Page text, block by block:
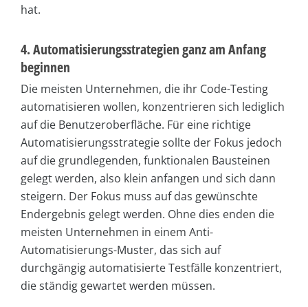
hat.
4. Automatisierungsstrategien ganz am Anfang
beginnen
Die meisten Unternehmen, die ihr Code-Testing
automatisieren wollen, konzentrieren sich lediglich
auf die Benutzeroberfläche. Für eine richtige
Automatisierungsstrategie sollte der Fokus jedoch
auf die grundlegenden, funktionalen Bausteinen
gelegt werden, also klein anfangen und sich dann
steigern. Der Fokus muss auf das gewünschte
Endergebnis gelegt werden. Ohne dies enden die
meisten Unternehmen in einem Anti-
Automatisierungs-Muster, das sich auf
durchgängig automatisierte Testfälle konzentriert,
die ständig gewartet werden müssen.